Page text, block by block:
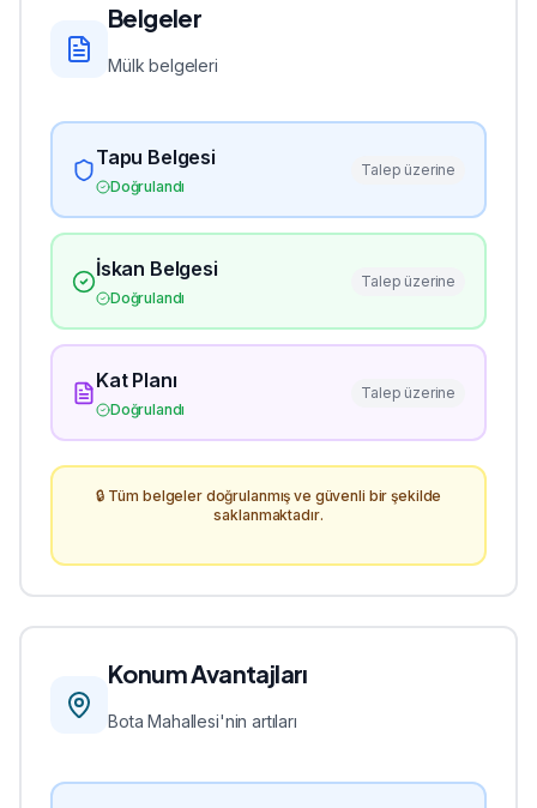
Belgeler
Mülk belgeleri
Tapu Belgesi
Doğrulandı
Talep üzerine
İskan Belgesi
Doğrulandı
Talep üzerine
Kat Planı
Doğrulandı
Talep üzerine
🔒 Tüm belgeler doğrulanmış ve güvenli bir şekilde
saklanmaktadır.
Konum Avantajları
Bota Mahallesi'nin artıları